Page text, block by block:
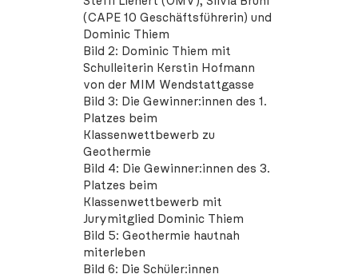
(CAPE 10 Geschäftsführerin) und
Dominic Thiem
Bild 2: Dominic Thiem mit
Schulleiterin Kerstin Hofmann
von der MIM Wendstattgasse
Bild 3: Die Gewinner:innen des 1.
Platzes beim
Klassenwettbewerb zu
Geothermie
Bild 4: Die Gewinner:innen des 3.
Platzes beim
Klassenwettbewerb mit
Jurymitglied Dominic Thiem
Bild 5: Geothermie hautnah
miterleben
Bild 6: Die Schüler:innen